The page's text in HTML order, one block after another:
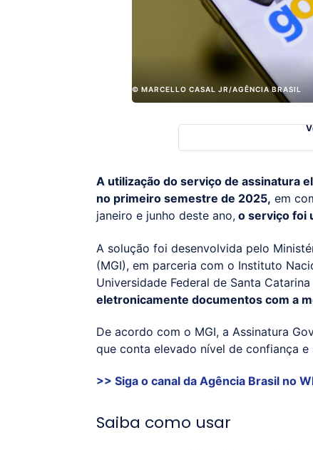
© MARCELLO CASAL JR/AGÊNCIA BRASIL
A utilização do serviço de assinatura
no primeiro semestre de 2025, em
janeiro e junho deste ano,o serviço foi
A solução foi desenvolvida pelo
(MGI), em parceria com o Instituto
Universidade Federal de Santa Catarina
eletronicamente documentos com a
De acordo com o MGI, a Assinatura
que conta elevado nível de confiança e
>> Siga o canal da Agência Brasil no
Saiba como usar